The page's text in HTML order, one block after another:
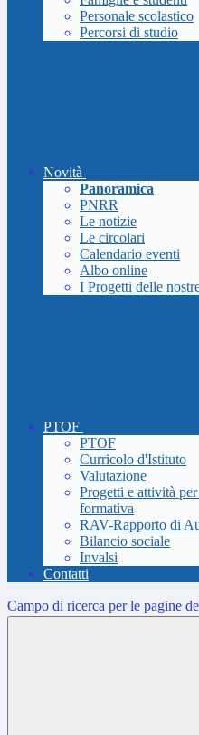
Personale scolastico
Percorsi di studio
Novità
Panoramica
PNRR
Le notizie
Le circolari
Calendario eventi
Albo online
I Progetti delle
PTOF
PTOF
Curricolo d'Istituto
Valutazione
Progetti e attività
formativa
RAV-Rapporto di
Bilancio sociale
Invalsi
Contatti
Campo di ricerca per le pagine